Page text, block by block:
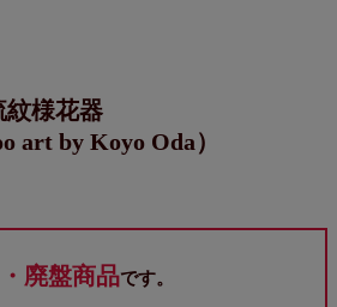
紋様花器
art by Koyo Oda）
廃盤商品です。